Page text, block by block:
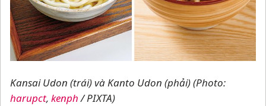
Kansai Udon (trái) và Kanto Udon (phải) (Photo:
harupct, kenph/ PIXTA)